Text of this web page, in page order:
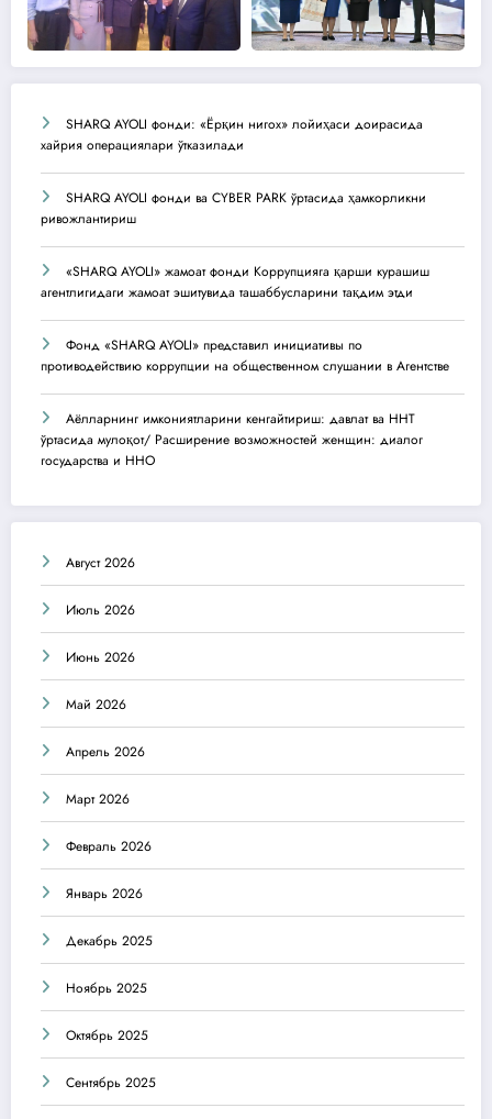
SHARQ AYOLI фонди: «Ёрқин нигох» лойиҳаси доирасида
хайрия операциялари ўтказилади
SHARQ AYOLI фонди ва CYBER PARK ўртасида ҳамкорликни
ривожлантириш
«SHARQ AYOLI» жамоат фонди Коррупцияга қарши курашиш
агентлигидаги жамоат эшитувида ташаббусларини тақдим этди
Фонд «SHARQ AYOLI» представил инициативы по
противодействию коррупции на общественном слушании в Агентстве
Аёлларнинг имкониятларини кенгайтириш: давлат ва ННТ
ўртасида мулоқот/ Расширение возможностей женщин: диалог
государства и ННО
Август 2026
Июль 2026
Июнь 2026
Май 2026
Апрель 2026
Март 2026
Февраль 2026
Январь 2026
Декабрь 2025
Ноябрь 2025
Октябрь 2025
Сентябрь 2025